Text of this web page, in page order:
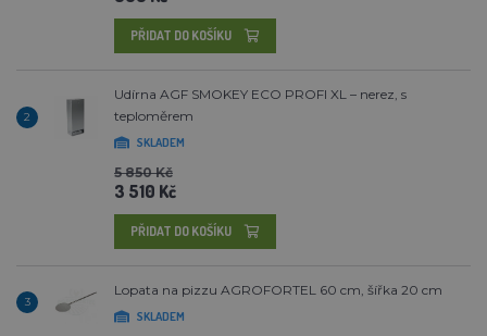
PŘIDAT DO KOŠÍKU
2
Udírna AGF SMOKEY ECO PROFI XL – nerez, s
teploměrem
SKLADEM
5 850 Kč
3 510 Kč
PŘIDAT DO KOŠÍKU
3
Lopata na pizzu AGROFORTEL 60 cm, šířka 20 cm
SKLADEM